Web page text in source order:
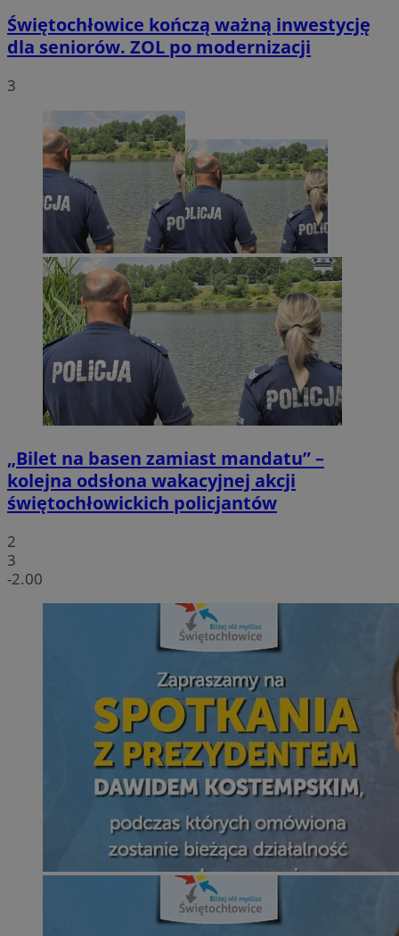
Świętochłowice kończą ważną inwestycję
dla seniorów. ZOL po modernizacji
3
„Bilet na basen zamiast mandatu” –
kolejna odsłona wakacyjnej akcji
świętochłowickich policjantów
2
3
-2.00